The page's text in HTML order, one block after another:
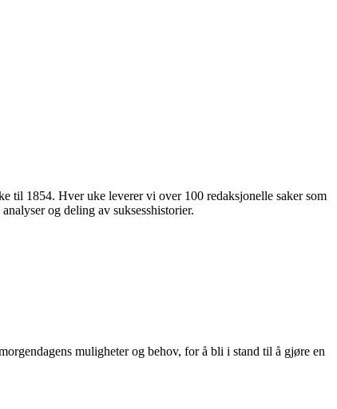
til 1854. Hver uke leverer vi over 100 redaksjonelle saker som
og deling av suksesshistorier.
muligheter og behov, for å bli i stand til å gjøre en